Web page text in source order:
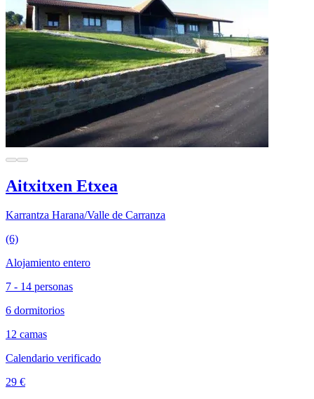
Aitxitxen Etxea
Karrantza Harana/Valle de Carranza
(6)
Alojamiento entero
7 - 14 personas
6 dormitorios
12 camas
Calendario verificado
29 €